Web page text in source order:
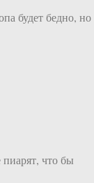
будет бедно, но
что бы